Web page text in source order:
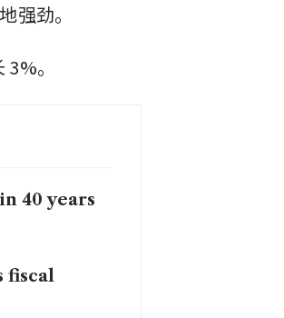
强劲。
。
40 years
fiscal